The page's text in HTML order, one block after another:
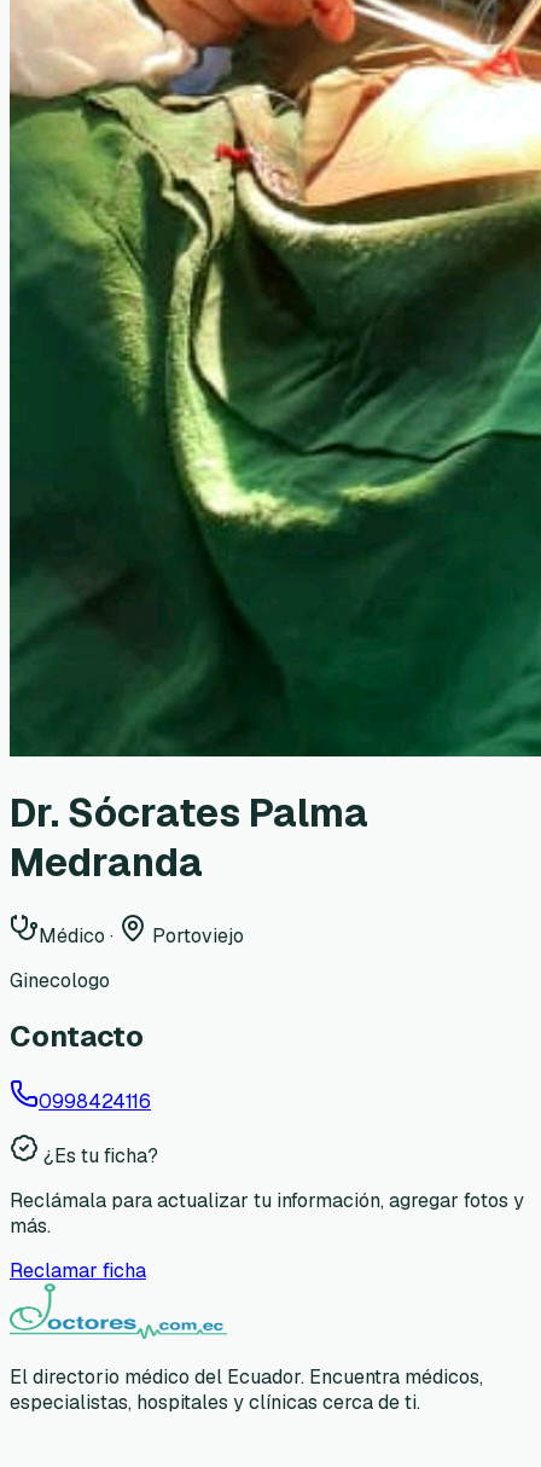
Dr. Sócrates Palma
Medranda
Médico ·
Portoviejo
Ginecologo
Contacto
0998424116
¿Es tu ficha?
Reclámala para actualizar tu información, agregar fotos y
más.
Reclamar ficha
El directorio médico del Ecuador. Encuentra médicos,
especialistas, hospitales y clínicas cerca de ti.